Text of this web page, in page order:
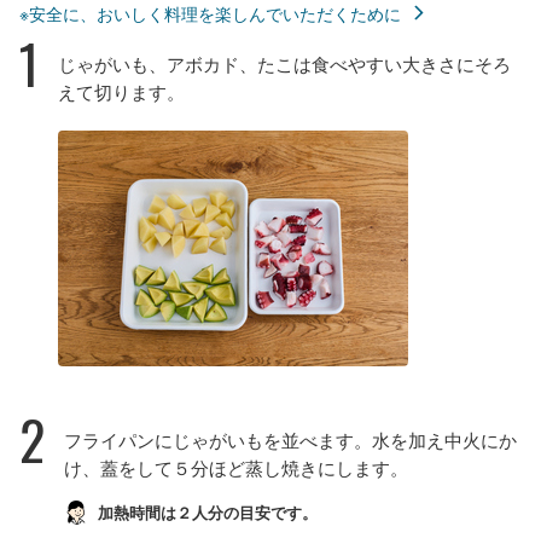
※安全に、おいしく料理を楽しんでいただくために
1
じゃがいも、アボカド、たこは食べやすい大きさにそろ
えて切ります。
2
フライパンにじゃがいもを並べます。水を加え中火にか
け、蓋をして５分ほど蒸し焼きにします。
加熱時間は２人分の目安です。